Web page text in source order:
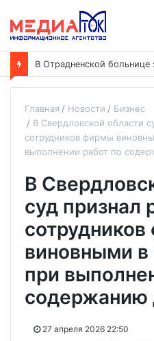
Главная Новости
Бизнес
В Свердловской области
сотрудников фирмы
выполнении работ по
В
суд признал
виновными в
при
содержанию
27 апреля 2026 22:50